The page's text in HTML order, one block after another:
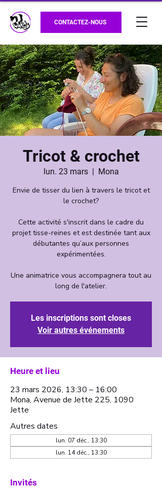
CONTACTEZ-NOUS
Tricot & crochet
lun. 23 mars
  |
Mona
Envie de tisser du lien à travers le tricot et
le crochet?
Cette activité s'inscrit dans le cadre du
projet tisse-reines et est destinée tant aux
débutantes qu’aux personnes
expérimentées.
Une animatrice vous accompagnera tout au
long de l'atelier.
Les inscriptions sont closes
Voir autres événements
Heure et lieu
23 mars 2026, 13:30 – 16:00
Mona, Avenue de Jette 225, 1090
Jette
Autres dates
lun. 07 déc., 13:30
lun. 14 déc., 13:30
Invités